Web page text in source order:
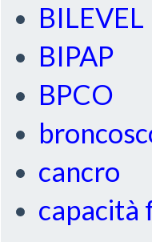
BILEVEL
BIPAP
BPCO
cancro
capacità